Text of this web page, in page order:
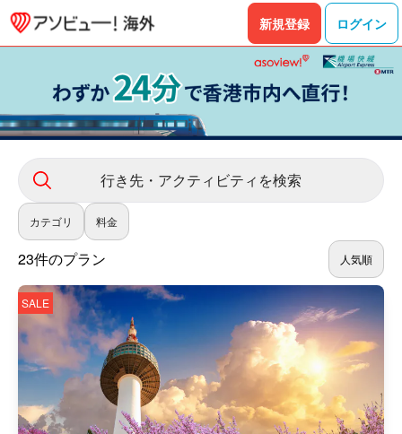
新規登録 ログイン
行き先・アクティビティを検索
カテゴリ 料金
23件のプラン 人気順
SALE